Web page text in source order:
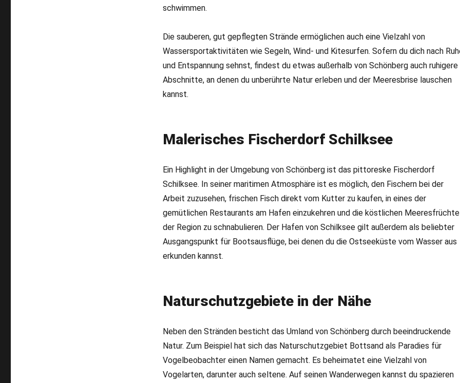
schwimmen.
Die sauberen, gut gepflegten Strände ermöglichen auch eine Vielzahl von
Wassersportaktivitäten wie Segeln, Wind- und Kitesurfen. Sofern du dich nach
und Entspannung sehnst, findest du etwas außerhalb von Schönberg auch ruhigere
Abschnitte, an denen du unberührte Natur erleben und der Meeresbrise lauschen
kannst.
Malerisches Fischerdorf Schilksee
Ein Highlight in der Umgebung von Schönberg ist das pittoreske Fischerdorf
Schilksee. In seiner maritimen Atmosphäre ist es möglich, den Fischern bei der
Arbeit zuzusehen, frischen Fisch direkt vom Kutter zu kaufen, in eines der
gemütlichen Restaurants am Hafen einzukehren und die köstlichen Meeresfrüchte
der Region zu schnabulieren. Der Hafen von Schilksee gilt außerdem als beliebter
Ausgangspunkt für Bootsausflüge, bei denen du die Ostseeküste vom Wasser aus
erkunden kannst.
Naturschutzgebiete in der Nähe
Neben den Stränden besticht das Umland von Schönberg durch beeindruckende
Natur. Zum Beispiel hat sich das Naturschutzgebiet Bottsand als Paradies für
Vogelbeobachter einen Namen gemacht. Es beheimatet eine Vielzahl von
Vogelarten, darunter auch seltene. Auf seinen Wanderwegen kannst du spazieren